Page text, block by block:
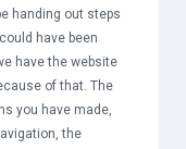
handing out steps
have been
have the website
of that. The
you have made,
the